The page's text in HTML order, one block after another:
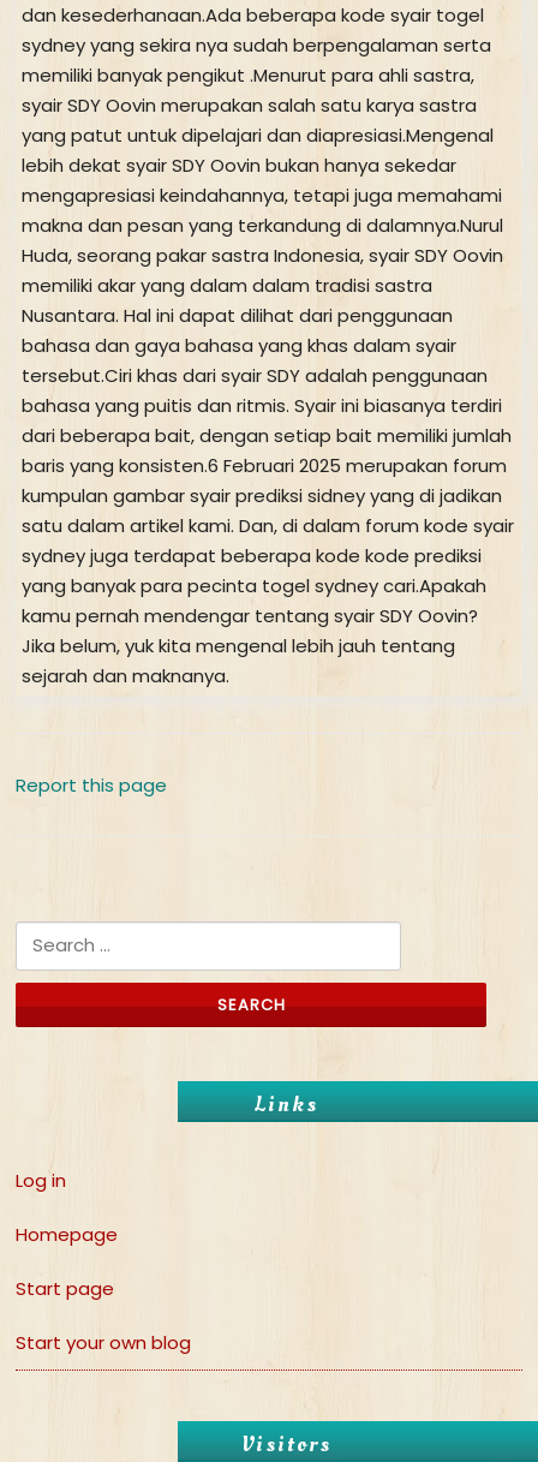
dan kesederhanaan.Ada beberapa kode syair togel
sydney yang sekira nya sudah berpengalaman serta
memiliki banyak pengikut .Menurut para ahli sastra,
syair SDY Oovin merupakan salah satu karya sastra
yang patut untuk dipelajari dan diapresiasi.Mengenal
lebih dekat syair SDY Oovin bukan hanya sekedar
mengapresiasi keindahannya, tetapi juga memahami
makna dan pesan yang terkandung di dalamnya.Nurul
Huda, seorang pakar sastra Indonesia, syair SDY Oovin
memiliki akar yang dalam dalam tradisi sastra
Nusantara. Hal ini dapat dilihat dari penggunaan
bahasa dan gaya bahasa yang khas dalam syair
tersebut.Ciri khas dari syair SDY adalah penggunaan
bahasa yang puitis dan ritmis. Syair ini biasanya terdiri
dari beberapa bait, dengan setiap bait memiliki jumlah
baris yang konsisten.6 Februari 2025 merupakan forum
kumpulan gambar syair prediksi sidney yang di jadikan
satu dalam artikel kami. Dan, di dalam forum kode syair
sydney juga terdapat beberapa kode kode prediksi
yang banyak para pecinta togel sydney cari.Apakah
kamu pernah mendengar tentang syair SDY Oovin?
Jika belum, yuk kita mengenal lebih jauh tentang
sejarah dan maknanya.
Report this page
Search for:
Links
Log in
Homepage
Start page
Start your own blog
Visitors